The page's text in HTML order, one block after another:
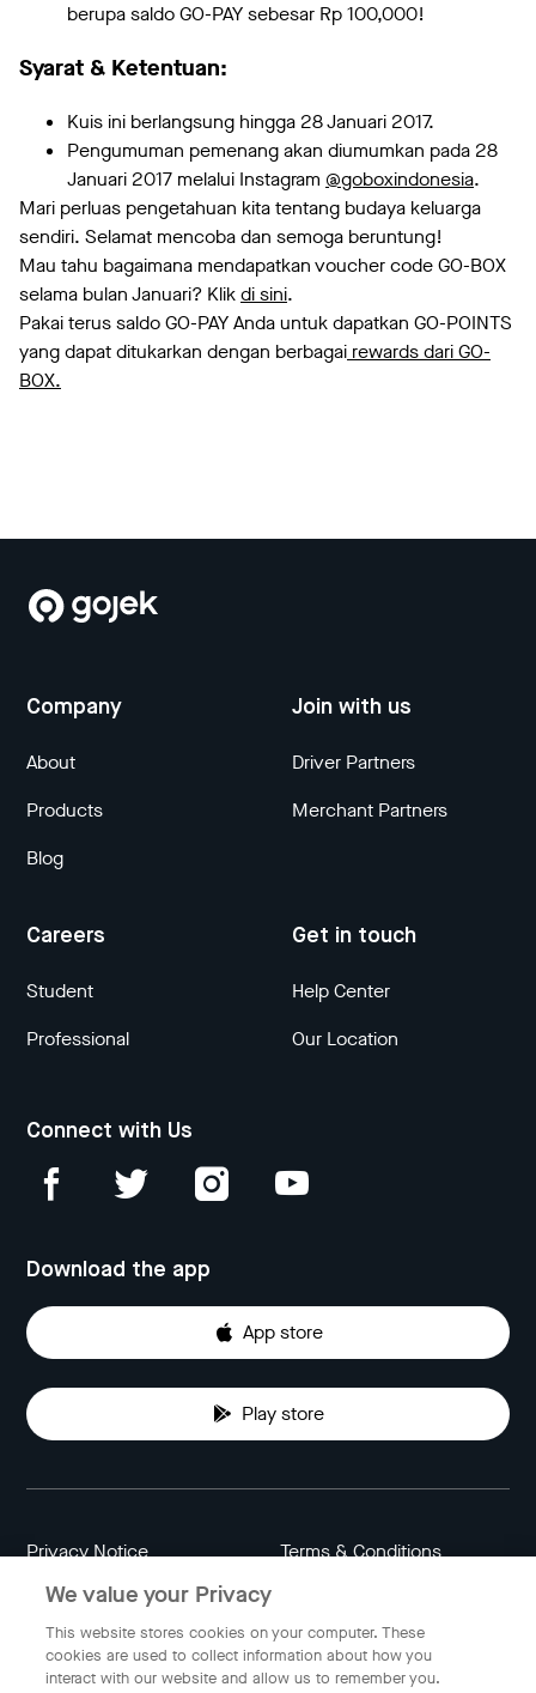
berupa saldo GO-PAY sebesar Rp 100,000!
Syarat & Ketentuan:
Kuis ini berlangsung hingga 28 Januari 2017.
Pengumuman pemenang akan diumumkan pada 28
Januari 2017 melalui Instagram @goboxindonesia.
Mari perluas pengetahuan kita tentang budaya keluarga
sendiri. Selamat mencoba dan semoga beruntung!
Mau tahu bagaimana mendapatkan voucher code GO-BOX
selama bulan Januari? Klikdi sini.
Pakai terus saldo GO-PAY Anda untuk dapatkan GO-POINTS
yang dapat ditukarkan dengan berbagai rewards dari GO-
BOX.
Company
About
Products
Blog
Join with us
Driver Partners
Merchant Partners
Careers
Student
Professional
Get in touch
Help Center
Our Location
Connect with Us
Download the app
App store
Play store
Privacy Notice Terms & Conditions
Data Attribution
We value your Privacy
This website stores cookies on your computer. These
cookies are used to collect information about how you
interact with our website and allow us to remember you.